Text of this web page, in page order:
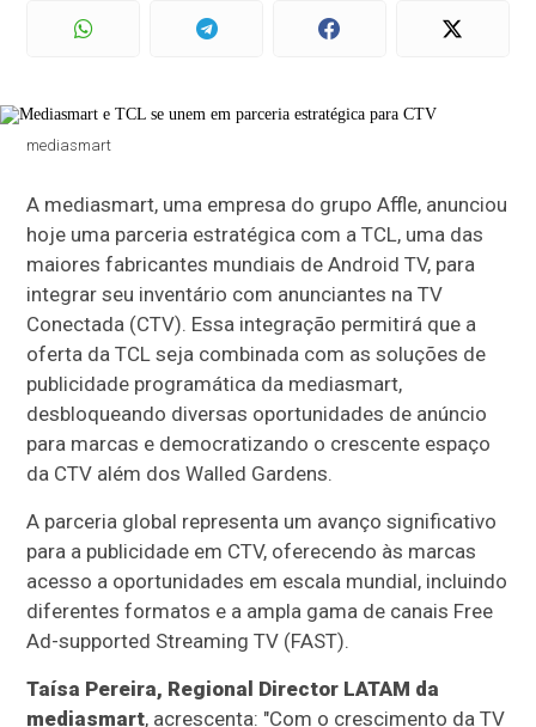
mediasmart
A mediasmart, uma empresa do grupo Affle, anunciou
hoje uma parceria estratégica com a TCL, uma das
maiores fabricantes mundiais de Android TV, para
integrar seu inventário com anunciantes na TV
Conectada (CTV). Essa integração permitirá que a
oferta da TCL seja combinada com as soluções de
publicidade programática da mediasmart,
desbloqueando diversas oportunidades de anúncio
para marcas e democratizando o crescente espaço
da CTV além dos Walled Gardens.
A parceria global representa um avanço significativo
para a publicidade em CTV, oferecendo às marcas
acesso a oportunidades em escala mundial, incluindo
diferentes formatos e a ampla gama de canais Free
Ad-supported Streaming TV (FAST).
Taísa Pereira, Regional Director LATAM da
mediasmart, acrescenta: "Com o crescimento da TV